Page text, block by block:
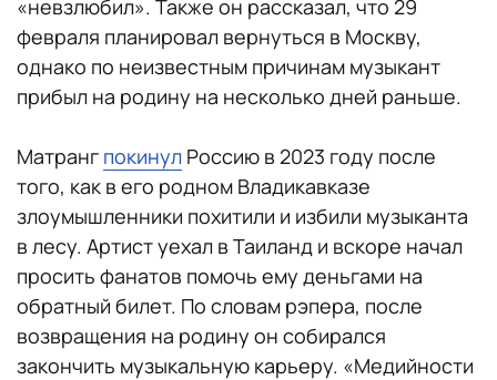
«невзлюбил». Также он рассказал, что 29
февраля планировал вернуться в Москву,
однако по неизвестным причинам музыкант
прибыл на родину на несколько дней раньше.
Матранг покинул Россию в 2023 году после
того, как в его родном Владикавказе
злоумышленники похитили и избили музыканта
в лесу. Артист уехал в Таиланд и вскоре начал
просить фанатов помочь ему деньгами на
обратный билет. По словам рэпера, после
возвращения на родину он собирался
закончить музыкальную карьеру. «Медийности